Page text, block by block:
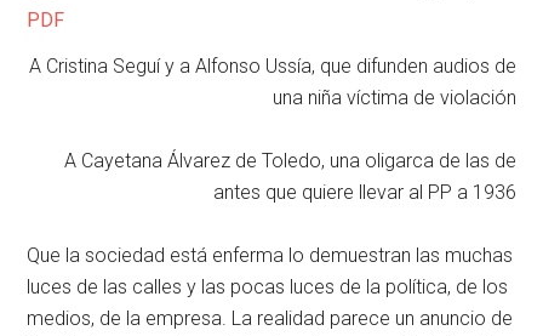
PDF
A Cristina Seguí y a Alfonso Ussía, que difunden audios de
una niña víctima de violación
A Cayetana Álvarez de Toledo, una oligarca de las de
antes que quiere llevar al PP a 1936
Que la sociedad está enferma lo demuestran las muchas
luces de las calles y las pocas luces de la política, de los
medios, de la empresa. La realidad parece un anuncio de